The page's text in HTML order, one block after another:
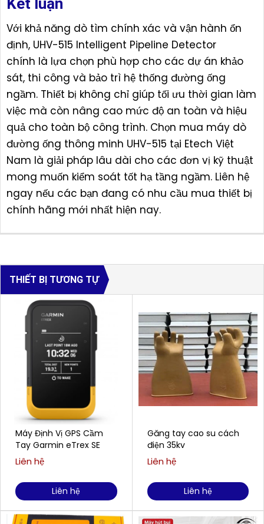
Với khả năng dò tìm chính xác và vận hành ổn
định, UHV-515 Intelligent Pipeline Detector
chính là lựa chọn phù hợp cho các dự án khảo
sát, thi công và bảo trì hệ thống đường ống
ngầm. Thiết bị không chỉ giúp tối ưu thời gian làm
việc mà còn nâng cao mức độ an toàn và hiệu
quả cho toàn bộ công trình. Chọn mua máy dò
đường ống thông minh UHV-515 tại Etech Việt
Nam là giải pháp lâu dài cho các đơn vị kỹ thuật
mong muốn kiểm soát tốt hạ tầng ngầm. Liên hệ
ngay nếu các bạn đang có nhu cầu mua thiết bị
chính hãng mới nhất hiện nay.
THIẾT BỊ TƯƠNG TỰ
Máy Định Vị GPS Cầm
Tay Garmin eTrex SE
Liên hệ
Liên hệ
Găng tay cao su cách
điện 35kv
Liên hệ
Liên hệ